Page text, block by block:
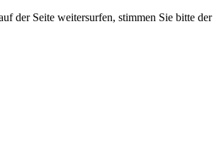
der Seite weitersurfen, stimmen Sie bitte der